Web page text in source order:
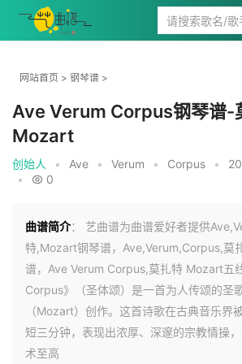
网站首页 > 钢琴谱 >
Ave Verum Corpus钢琴谱-
Mozart
创始人 • Ave • Verum • Corpus •
•
0
曲谱简介： 艺曲谱为曲谱爱好者提供
特,Mozart钢琴谱，Ave,Verum,Corpus,莫
谱，Ave Verum Corpus,莫扎特 Mozart五
Corpus》（圣体颂）是一首为人传颂的圣
（Mozart）创作。这首诗歌在古典音乐界
短三分钟，表现出浓厚、深邃的宗教情操
术至高